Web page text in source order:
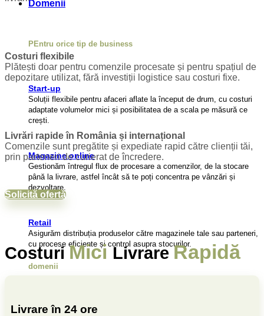
Domenii
PEntru orice tip de business
Start-up
Soluții flexibile pentru afaceri aflate la început de drum, cu costuri
adaptate volumelor mici și posibilitatea de a scala pe măsură ce
crești.
Magazine online
Gestionăm întregul flux de procesare a comenzilor, de la stocare
până la livrare, astfel încât să te poți concentra pe vânzări și
dezvoltare.
Retail
Asigurăm distribuția produselor către magazinele tale sau parteneri,
cu procese eficiente și control asupra stocurilor.
domenii
Costuri flexibile
Plătești doar pentru comenzile procesate și pentru spațiul de
depozitare utilizat, fără investiții logistice sau costuri fixe.
Livrări rapide în România și internațional
Comenzile sunt pregătite și expediate rapid către clienții tăi,
prin parteneri de curierat de încredere.
Solicită ofertă
Costuri MiciLivrare Rapidă
Livrare în 24 ore